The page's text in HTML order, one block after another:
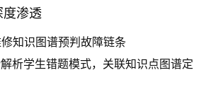
度渗透
知识图谱预判故障链条
析学生错题模式，关联知识点图谱定